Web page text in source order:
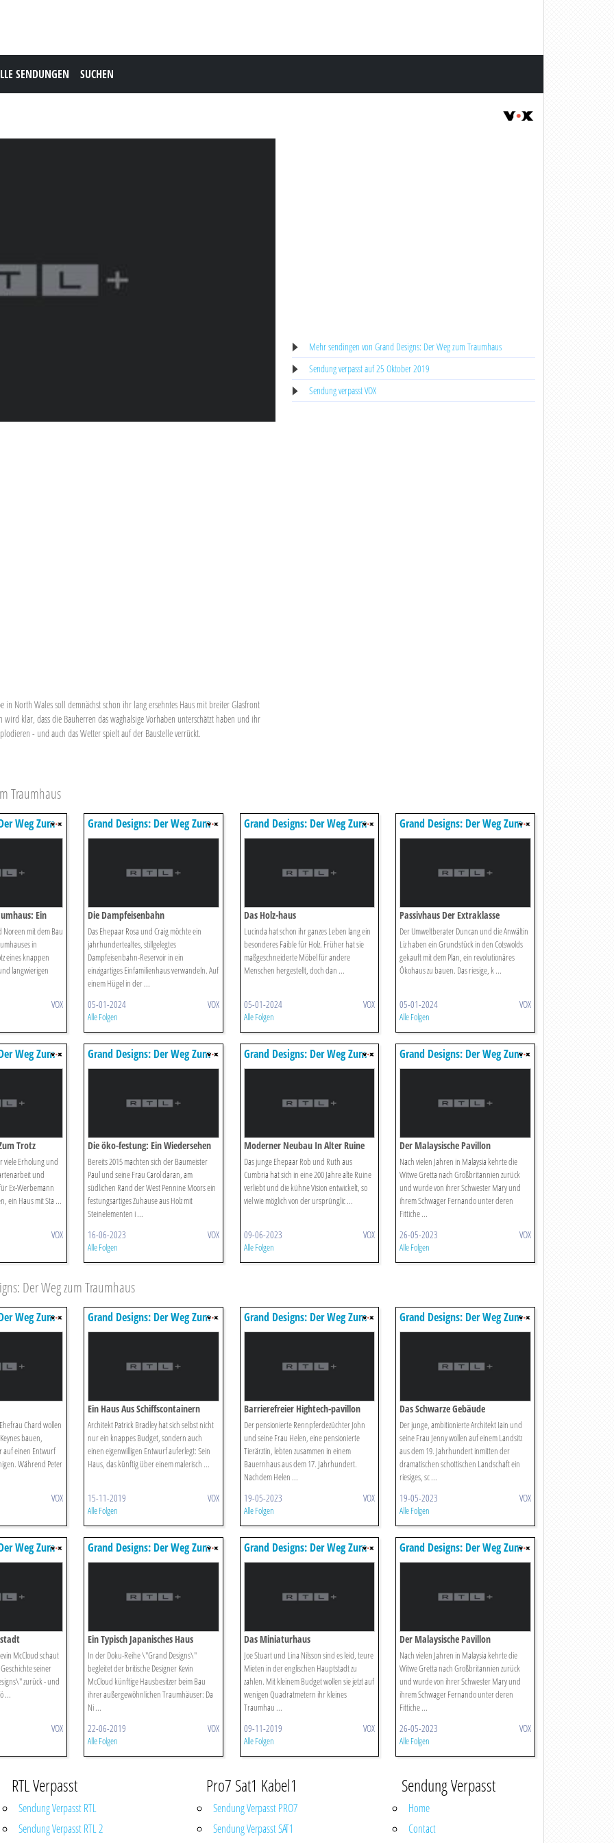
SENDUNGEN SUCHEN
in North Wales soll demnächst schon ihr lang ersehntes Haus mit breiter Glasfront
klar, dass die Bauherren das waghalsige Vorhaben unterschätzt haben und ihr
- und auch das Wetter spielt auf der Baustelle verrückt.
Mehr sendingen von Grand Designs: Der Weg zum Traumhaus
Sendung verpasst auf 25 Oktober 2019
Sendung verpasst VOX
Traumhaus
Weg Zum
Ein
Noreen mit dem Bau
in
eines knappen
langwierigen
VOX
Grand Designs: Der Weg Zum
Traumhaus
Die Dampfeisenbahn
Das Ehepaar Rosa und Craig möchte ein
jahrhundertealtes, stillgelegtes
Dampfeisenbahn-Reservoir in ein
einzigartiges Einfamilienhaus verwandeln. Auf
einem Hügel in der ...
05-01-2024 VOX
Alle Folgen
Grand Designs: Der Weg Zum
Traumhaus
Das Holz-haus
Lucinda hat schon ihr ganzes Leben lang ein
besonderes Faible für Holz. Früher hat sie
maßgeschneiderte Möbel für andere
Menschen hergestellt, doch dan ...
05-01-2024 VOX
Alle Folgen
Grand Designs: Der Weg Zum
Traumhaus
Passivhaus Der Extraklasse
Der Umweltberater Duncan und die Anwältin
Liz haben ein Grundstück in den Cotswolds
gekauft mit dem Plan, ein revolutionäres
Ökohaus zu bauen. Das riesige, k ...
05-01-2024 VOX
Alle Folgen
Weg Zum
Trotz
viele Erholung und
und
Ex-Werbemann
ein Haus mit Sta ...
VOX
Grand Designs: Der Weg Zum
Traumhaus
Die öko-festung: Ein Wiedersehen
Bereits 2015 machten sich der Baumeister
Paul und seine Frau Carol daran, am
südlichen Rand der West Pennine Moors ein
festungsartiges Zuhause aus Holz mit
Steinelementen i ...
16-06-2023 VOX
Alle Folgen
Grand Designs: Der Weg Zum
Traumhaus
Moderner Neubau In Alter Ruine
Das junge Ehepaar Rob und Ruth aus
Cumbria hat sich in eine 200 Jahre alte Ruine
verliebt und die kühne Vision entwickelt, so
viel wie möglich von der ursprünglic ...
09-06-2023 VOX
Alle Folgen
Grand Designs: Der Weg Zum
Traumhaus
Der Malaysische Pavillon
Nach vielen Jahren in Malaysia kehrte die
Witwe Gretta nach Großbritannien zurück
und wurde von ihrer Schwester Mary und
ihrem Schwager Fernando unter deren
Fittiche ...
26-05-2023 VOX
Alle Folgen
Der Weg zum Traumhaus
Weg Zum
Chard wollen
bauen,
auf einen Entwurf
Während Peter
VOX
Grand Designs: Der Weg Zum
Traumhaus
Ein Haus Aus Schiffscontainern
Architekt Patrick Bradley hat sich selbst nicht
nur ein knappes Budget, sondern auch
einen eigenwilligen Entwurf auferlegt: Sein
Haus, das künftig über einem malerisch ...
15-11-2019 VOX
Alle Folgen
Grand Designs: Der Weg Zum
Traumhaus
Barrierefreier Hightech-pavillon
Der pensionierte Rennpferdezüchter John
und seine Frau Helen, eine pensionierte
Tierärztin, lebten zusammen in einem
Bauernhaus aus dem 17. Jahrhundert.
Nachdem Helen ...
19-05-2023 VOX
Alle Folgen
Grand Designs: Der Weg Zum
Traumhaus
Das Schwarze Gebäude
Der junge, ambitionierte Architekt Iain und
seine Frau Jenny wollen auf einem Landsitz
aus dem 19. Jahrhundert inmitten der
dramatischen schottischen Landschaft ein
riesiges, sc ...
19-05-2023 VOX
Alle Folgen
Weg Zum
McCloud schaut
seiner
zurück - und
...
VOX
Grand Designs: Der Weg Zum
Traumhaus
Ein Typisch Japanisches Haus
In der Doku-Reihe \"Grand Designs\"
begleitet der britische Designer Kevin
McCloud künftige Hausbesitzer beim Bau
ihrer außergewöhnlichen Traumhäuser: Da
Ni ...
22-06-2019 VOX
Alle Folgen
Grand Designs: Der Weg Zum
Traumhaus
Das Miniaturhaus
Joe Stuart und Lina Nilsson sind es leid, teure
Mieten in der englischen Hauptstadt zu
zahlen. Mit kleinem Budget wollen sie jetzt auf
wenigen Quadratmetern ihr kleines
Traumhau ...
09-11-2019 VOX
Alle Folgen
Grand Designs: Der Weg Zum
Traumhaus
Der Malaysische Pavillon
Nach vielen Jahren in Malaysia kehrte die
Witwe Gretta nach Großbritannien zurück
und wurde von ihrer Schwester Mary und
ihrem Schwager Fernando unter deren
Fittiche ...
26-05-2023 VOX
Alle Folgen
RTL Verpasst
Sendung Verpasst RTL
Sendung Verpasst RTL 2
Pro7 Sat1 Kabel1
Sendung Verpasst PRO7
Sendung Verpasst SAT1
Sendung Verpasst
Home
Contact